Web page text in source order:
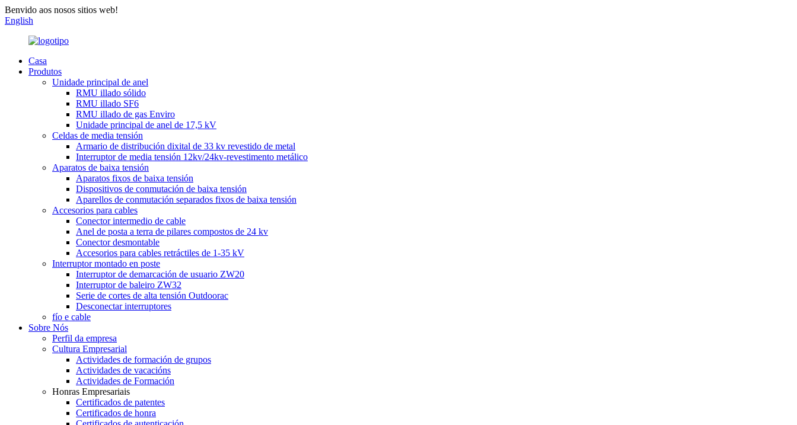
Benvido aos nosos sitios web!
English
Casa
Produtos
Unidade principal de anel
RMU illado sólido
RMU illado SF6
RMU illado de gas Enviro
Unidade principal de anel de 17,5 kV
Celdas de media tensión
Armario de distribución dixital de 33 kv revestido de metal
Interruptor de media tensión 12kv/24kv-revestimento metálico
Aparatos de baixa tensión
Aparatos fixos de baixa tensión
Dispositivos de conmutación de baixa tensión
Aparellos de conmutación separados fixos de baixa tensión
Accesorios para cables
Conector intermedio de cable
Anel de posta a terra de pilares compostos de 24 kv
Conector desmontable
Accesorios para cables retráctiles de 1-35 kV
Interruptor montado en poste
Interruptor de demarcación de usuario ZW20
Interruptor de baleiro ZW32
Serie de cortes de alta tensión Outdoorac
Desconectar interruptores
fío e cable
Sobre Nós
Perfil da empresa
Cultura Empresarial
Actividades de formación de grupos
Actividades de vacacións
Actividades de Formación
Honras Empresariais
Certificados de patentes
Certificados de honra